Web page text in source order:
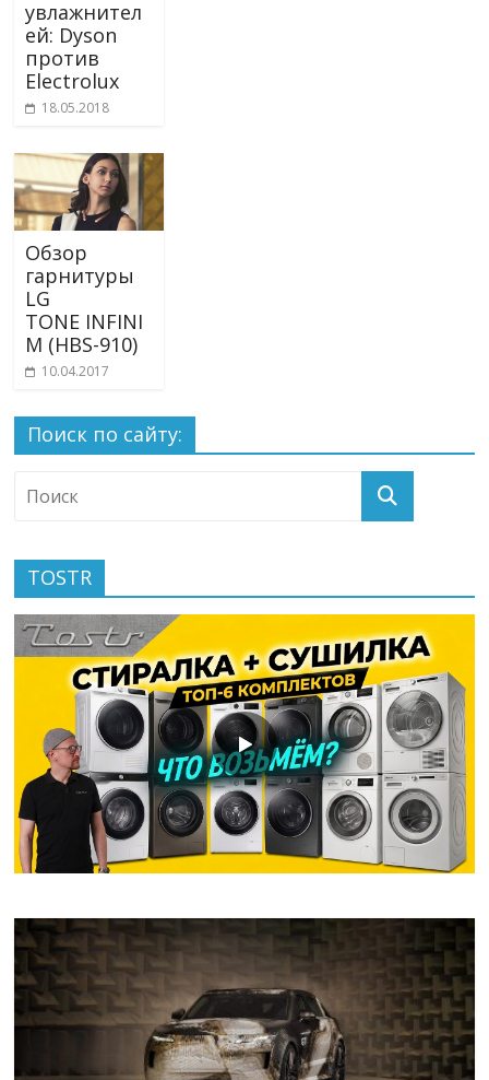
увлажнител
ей: Dyson
против
Electrolux
18.05.2018
Обзор
гарнитуры
LG
TONE INFINI
M (HBS-910)
10.04.2017
Поиск по сайту:
TOSTR